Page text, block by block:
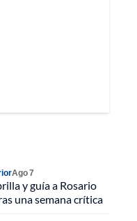
Ago 7
y guía a Rosario
una semana crítica